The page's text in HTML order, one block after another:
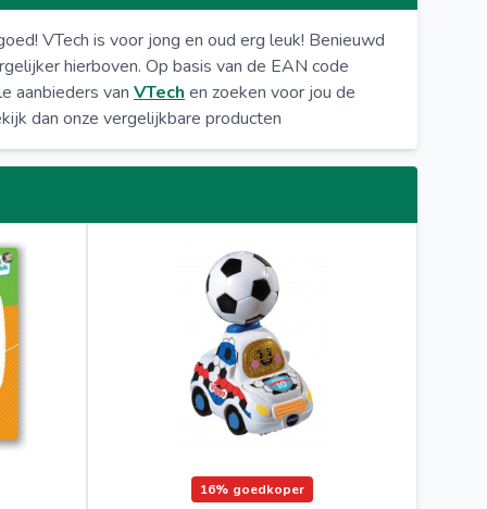
VTech is voor jong en oud erg leuk! Benieuwd
hierboven. Op basis van de EAN code
aanbieders van VTech en zoeken voor jou de
dan onze vergelijkbare producten
16% goedkoper